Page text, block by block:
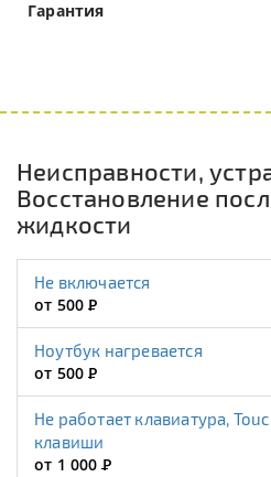
Гарантия
Неисправности,
Восстановление
жидкости
Не включается
от 500Р
Ноутбук нагревается
от 500Р
Не работает клавиатура,
клавиши
от 1 000Р